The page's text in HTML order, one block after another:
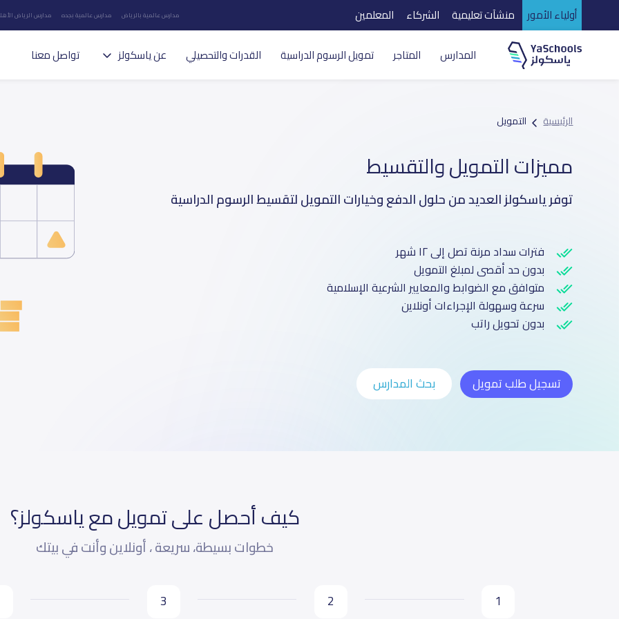
أولياء الأمور منشآت تعليمية الشركاء المعلمين مدارس عالمية بالرياض مدارس عالمية بجده مدارس الرياض
المدارس المتاجر تمويل الرسوم الدراسية القدرات والتحصيلي عن ياسكولز تواصل معنا
الرئيسية التمويل
مميزات التمويل والتقسيط
توفر ياسكولز العديد من حلول الدفع وخيارات التمويل لتقسيط الرسوم الدراسية
فترات سداد مرنة تصل إلى ١٢ شهر
بدون حد أقصى لمبلغ التمويل
متوافق مع الضوابط والمعايير الشرعية الإسلامية
سرعة وسهولة الإجراءات أونلاين
بدون تحويل راتب
تسجيل طلب تمويل بحث المدارس
كيف أحصل على تمويل مع ياسكولز؟
خطوات بسيطة، سريعة ، أونلاين وأنت في بيتك
1
2
3